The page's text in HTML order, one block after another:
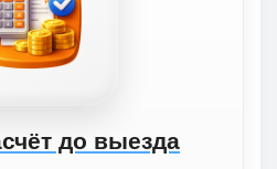
до выезда